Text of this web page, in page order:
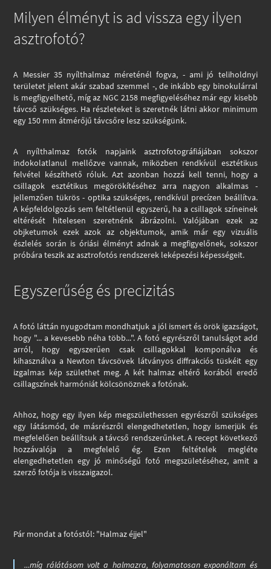
Milyen élményt is ad vissza egy ilyen
asztrofotó?
A Messier 35 nyílthalmaz méreténél fogva, - ami jó teliholdnyi
területet jelent akár szabad szemmel -, de inkább egy binokulárral
is megfigyelhető, míg az NGC 2158 megfigyeléséhez már egy kisebb
távcső szükséges. Ha részleteket is szeretnék látni akkor minimum
egy 150 mm átmérőjű távcsőre lesz szükségünk.
A nyílthalmaz fotók napjaink asztrofotográfiájában sokszor
indokolatlanul mellőzve vannak, miközben rendkívül esztétikus
felvétel készíthető róluk. Azt azonban hozzá kell tenni, hogy a
csillagok esztétikus megörökítéséhez arra nagyon alkalmas -
jellemzően tükrös - optika szükséges, rendkívül precízen beállítva.
A képfeldolgozás sem feltétlenül egyszerű, ha a csillagok színeinek
eltérését hitelesen szeretnénk ábrázolni. Valójában ezek az
objketumok ezek azok az objektumok, amik már egy vizuális
észlelés során is óriási élményt adnak a megfigyelőnek, sokszor
próbára teszik az asztrofotós rendszerek leképezési képességeit.
Egyszerűség és precizitás
A fotó láttán nyugodtam mondhatjuk a jól ismert és örök igazságot,
hogy "... a kevesebb néha több...". A fotó egyrészről tanulságot add
arról, hogy egyszerűen csak csillagokkal komponálva és
kihasználva a Newton távcsövek látványos diffrakciós tüskéit egy
izgalmas kép születhet meg. A két halmaz eltérő korából eredő
csillagszínek harmóniát kölcsönöznek a fotónak.
Ahhoz, hogy egy ilyen kép megszülethessen egyrészről szükséges
egy látásmód, de másrészről elengedhetetlen, hogy ismerjük és
megfelelően beállítsuk a távcső rendszerűnket. A recept következő
hozzávalója a megfelelő ég. Ezen feltételek megléte
elengedhetetlen egy jó minőségű fotó megszületéséhez, amit a
szerző fotója is visszaigazol.
Pár mondat a fotóstól: "Halmaz éjjel"
...míg rálátásom volt a halmazra, folyamatosan exponáltam és